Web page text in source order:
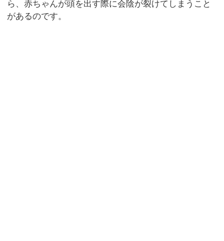
ら、赤ちゃんが頭を出す際に会陰が裂けてしまうこと
があるのです。